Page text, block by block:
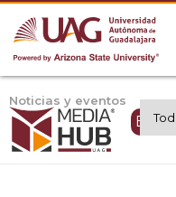
Noticias y eventos